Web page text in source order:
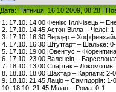
Дата: Пятниця, 16.10.2009, 08:28 |
1. 17.10. 14:00 Фенікс Іллічівець –
2. 17.10. 14:45 Астон Вілла – Челсі:
3. 17.10. 16:30 Вердер –
4. 17.10. 16:30 Штутгарт – Шальке:
5. 17.10. 19:00 Ювентус –
6. 17.10. 23:00 Валенсія –
7. 18.10. 13:00 Спартак –
8. 18.10. 18:00 Шахтар – Карпати: 2-0
9. 18.10. 21:45 Лаціо – Сампдорія: 1-0
10. 18.10. 21:45 Мілан – Рома: 0-1